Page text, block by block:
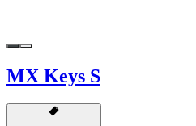
MX Keys S